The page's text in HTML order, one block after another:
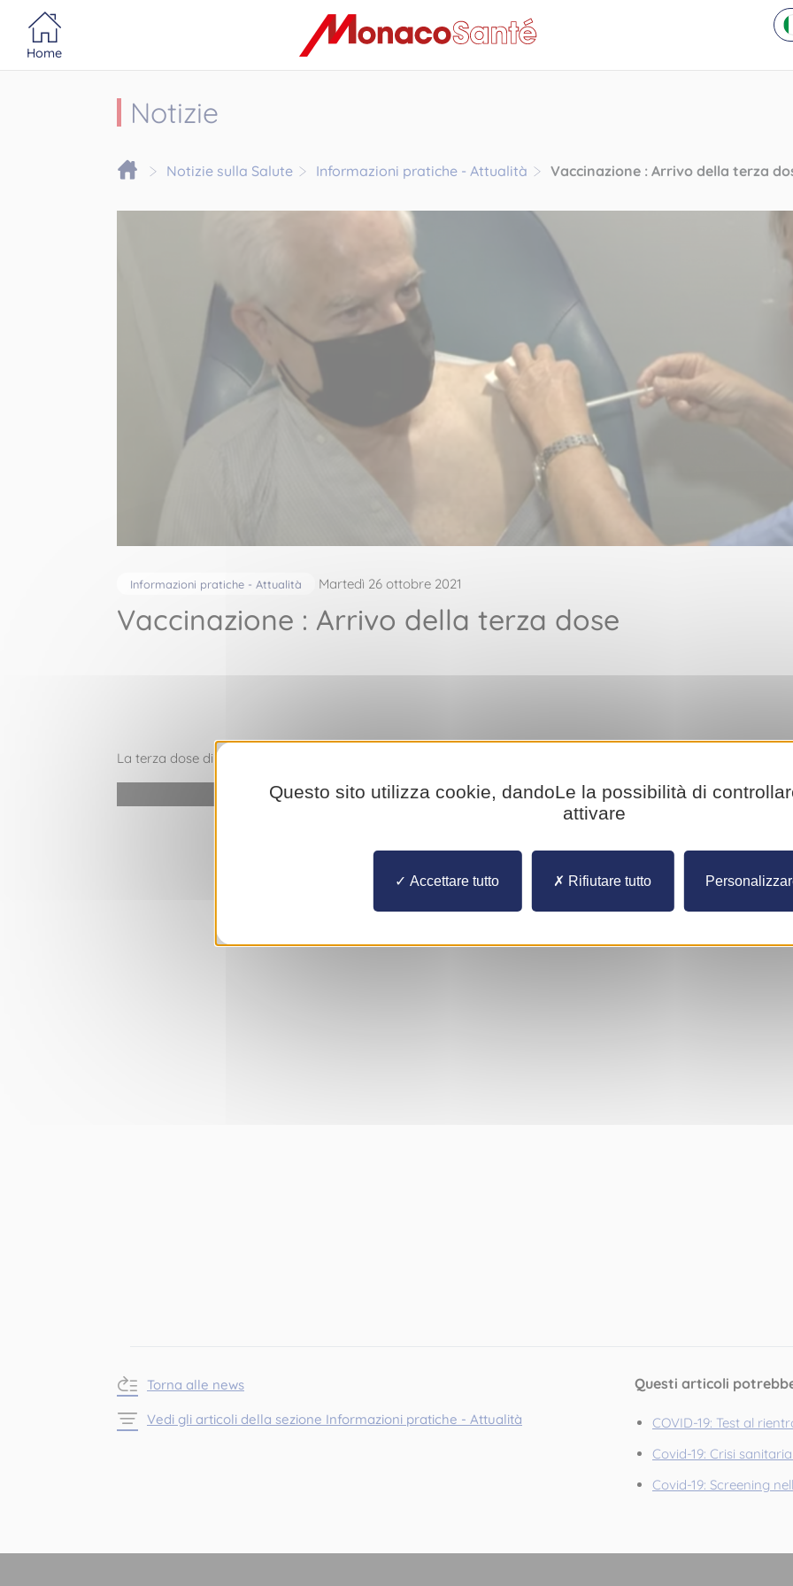
Home
Portail MonacoSante
Notizie
Notizie sulla Salute Informazioni pratiche - Attualità Vaccinazione : Arrivo della terza
Informazioni pratiche - Attualità Martedì 26 ottobre 2021
Vaccinazione : Arrivo della terza dose
La terza dose di vaccinazione é stata predisposta da circa due mesi. Si rivolge ad una popolazione specifica,
YouTube è disattivato. Autorizzare
Torna alle news
Vedi gli articoli della sezione Informazioni pratiche - Attualità
Questi articoli
COVID-19: Test al
Covid-19: Crisi
Covid-19: Screening
Pannello di gestione dei cookie
Questo sito utilizza cookie, dandoLe la possibilità di
attivare
Accettare tutto Rifiutare tutto